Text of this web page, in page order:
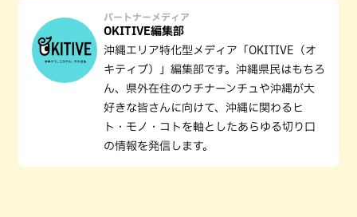
パートナーメディア
OKITIVE編集部
沖縄エリア特化型メディア「OKITIVE（オ
キティブ）」編集部です。沖縄県民はもちろ
ん、県外在住のウチナーンチュや沖縄が大
好きな皆さんに向けて、沖縄に関わるヒ
ト・モノ・コトを軸としたあらゆる切り口
の情報を発信します。